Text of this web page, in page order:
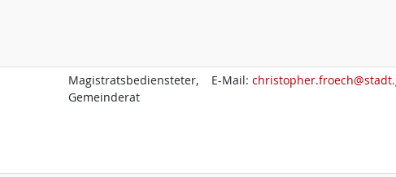
Magistratsbediensteter,
Gemeinderat
E-Mail: